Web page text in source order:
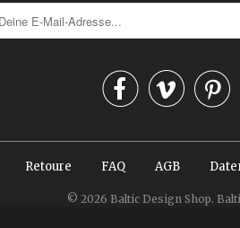

Retoure FAQ AGB
© 2026 Baltic Design Shop.